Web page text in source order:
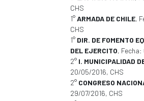
CHS
1°ARMADA DE CHILE,
CHS
1° DIR. DE FOMENTO
DEL EJERCITO, Fecha:
2° I. MUNICIPALIDAD
20/05/2016, CHS
2° CONGRESO
29/07/2016, CHS